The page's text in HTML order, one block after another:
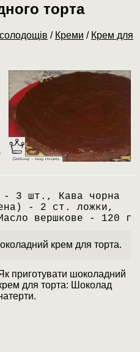
торта
/ Креми / Крем для
- 3 шт., Кава чорна
- 2 ст. ложки,
вершкове - 120 г
крем для торта.
приготувати шоколадний
для торта: Шоколад